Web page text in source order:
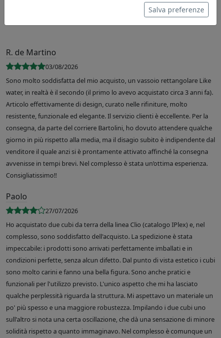
R. de Martino
03/08/2026
Sono molto soddisfatta del mio acquisto, un vassoio rettangolare Like
water, in realtà è il secondo (il primo lo avevo acquistato circa 3 anni fa).
Articolo effettivamente di design, curato nelle rifiniture, molto
resistente, funzionale ed elegante. Il servizio clienti è eccellente. Per la
consegna, da parte del corriere Bartolini, ho dovuto attendere qualche
giorno in più rispetto alla media, ma il disagio subito è indipendente dal
venditore il quale anzi si è prontamente attivato affinché la consegna
avvenisse in tempi brevi. Nel complesso è stata un’ottima esperienza.
Consigliatissimo!!
Paolo
27/07/2026
Ho acquistato due cubi da terra della linea Clio (catalogo IPlex) e, nel
complesso, sono soddisfatto dell'acquisto. La spedizione è stata
impeccabile: i prodotti sono arrivati perfettamente imballati e in
condizioni perfette, senza alcun difetto. Dal punto di vista estetico i cubi
sono molto carini e fanno una bella figura. Sono anche pratici e
funzionali per l'utilizzo previsto. L'unico aspetto che mi ha lasciato
qualche perplessità riguarda la struttura. Mi aspettavo un materiale un
po' più spesso e una maggiore robustezza. Impilando i due cubi uno
sull'altro si nota una certa oscillazione, che dà una sensazione di minore
solidità rispetto a quanto immaginavo. Nel complesso è comunque un
Salva preferenze